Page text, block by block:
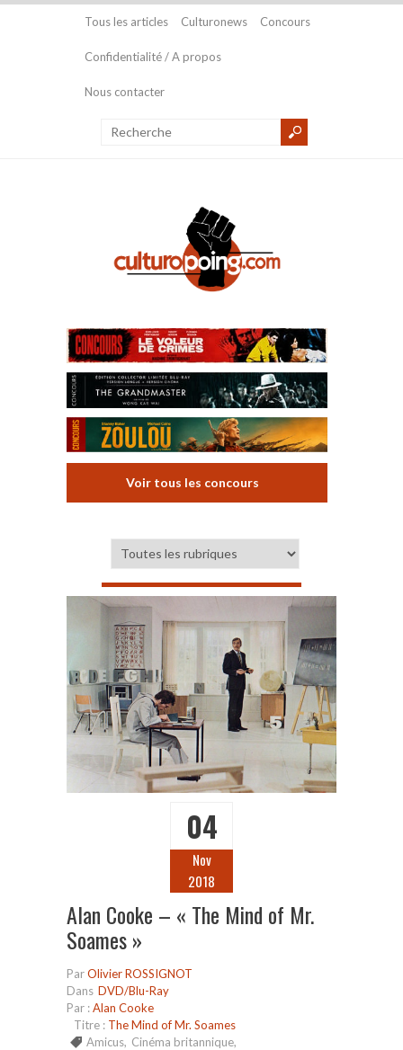
Tous les articles Culturonews Concours
Confidentialité / A propos
Nous contacter
Voir tous les concours
04
Nov
2018
Alan Cooke – « The Mind of Mr.
Soames »
ParOlivier ROSSIGNOT
Dans DVD/Blu-Ray
Par :Alan Cooke
Titre : The Mind of Mr. Soames
Amicus, Cinéma britannique,